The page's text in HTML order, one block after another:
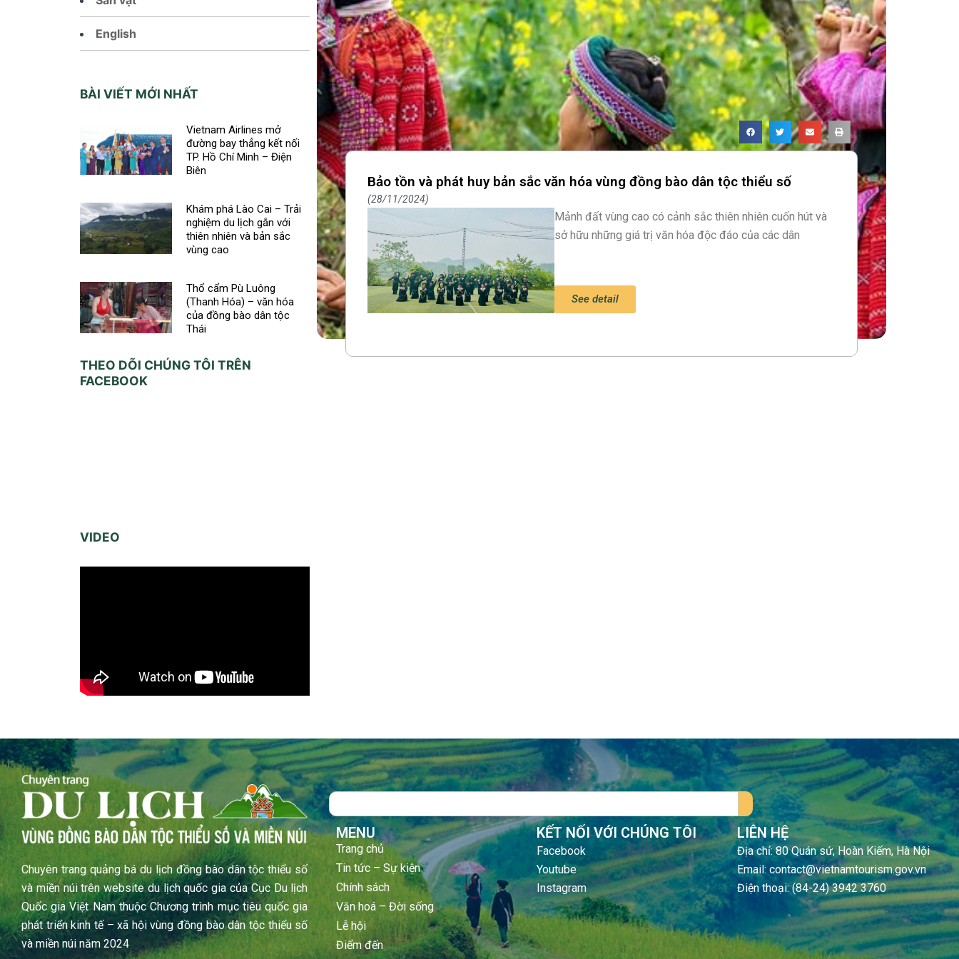
English
BÀI VIẾT MỚI NHẤT
Vietnam Airlines mở
đường bay thẳng kết nối
TP. Hồ Chí Minh – Điện
Biên
Khám phá Lào Cai – Trải
nghiệm du lịch gắn với
thiên nhiên và bản sắc
vùng cao
Thổ cẩm Pù Luông
(Thanh Hóa) – văn hóa
của đồng bào dân tộc
Thái
THEO DÕI CHÚNG TÔI TRÊN
FACEBOOK
VIDEO
Bảo tồn và phát huy bản sắc văn hóa vùng đồng bào dân tộc thiểu số
28/11/2024
Mảnh đất vùng cao có cảnh sắc thiên nhiên cuốn hút và
sở hữu những giá trị văn hóa độc đáo của các dân
See detail
Chuyên trang quảng bá du lịch đồng bào dân tộc thiểu số
và miền núi trên website du lịch quốc gia của Cục Du lịch
Quốc gia Việt Nam thuộc Chương trình mục tiêu quốc gia
phát triển kinh tế – xã hội vùng đồng bào dân tộc thiểu số
và miền núi năm 2024
Search
MENU
Trang chủ
Tin tức – Sự kiện
Chính sách
Văn hoá – Đời sống
Lễ hội
Điểm đến
KẾT NỐI VỚI CHÚNG TÔI
Facebook
Youtube
Instagram
LIÊN HỆ
Địa chỉ: 80 Quán sứ, Hoàn Kiếm, Hà Nội
Email: contact@vietnamtourism.gov.vn
Điện thoại: (84-24) 3942 3760